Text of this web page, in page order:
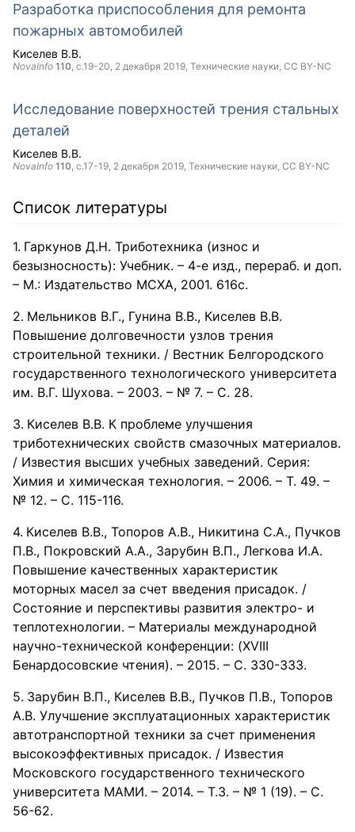
Разработка приспособления для ремонта
пожарных автомобилей
Киселев В.В.
NovaInfo 110, с.19-20, 2 декабря 2019, Технические науки, CC BY-NC
Исследование поверхностей трения стальных
деталей
Киселев В.В.
NovaInfo 110, с.17-19, 2 декабря 2019, Технические науки, CC BY-NC
Список литературы
Гаркунов Д.Н. Триботехника (износ и
безызносность): Учебник. – 4-е изд., перераб. и доп.
– М.: Издательство МСХА, 2001. 616с.
Мельников В.Г., Гунина В.В., Киселев В.В.
Повышение долговечности узлов трения
строительной техники. / Вестник Белгородского
государственного технологического университета
им. В.Г. Шухова. – 2003. – № 7. – С. 28.
Киселев В.В. К проблеме улучшения
триботехнических свойств смазочных материалов.
/ Известия высших учебных заведений. Серия:
Химия и химическая технология. – 2006. – Т. 49. –
№ 12. – С. 115-116.
Киселев В.В., Топоров А.В., Никитина С.А., Пучков
П.В., Покровский А.А., Зарубин В.П., Легкова И.А.
Повышение качественных характеристик
моторных масел за счет введения присадок. /
Состояние и перспективы развития электро- и
теплотехнологии. – Материалы международной
научно-технической конференции: (XVIII
Бенардосовские чтения). – 2015. – С. 330-333.
Зарубин В.П., Киселев В.В., Пучков П.В., Топоров
А.В. Улучшение эксплуатационных характеристик
автотранспортной техники за счет применения
высокоэффективных присадок. / Известия
Московского государственного технического
университета МАМИ. – 2014. – Т.3. – № 1 (19). – С.
56-62.